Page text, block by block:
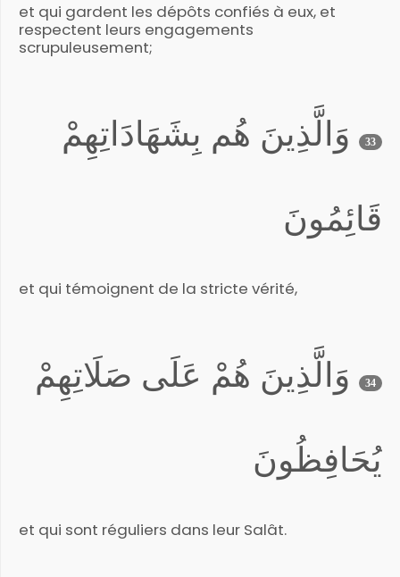
et qui gardent les dépôts confiés à eux, et
respectent leurs engagements
scrupuleusement;
33 وَالَّذِينَ هُم بِشَهَادَاتِهِمْ
قَائِمُونَ
et qui témoignent de la stricte vérité,
34 وَالَّذِينَ هُمْ عَلَى صَلَاتِهِمْ
يُحَافِظُونَ
et qui sont réguliers dans leur Salât.